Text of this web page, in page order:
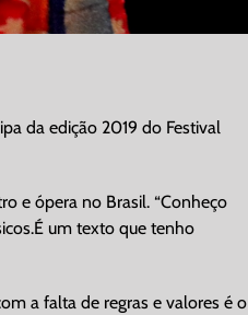
da edição 2019 do Festival
e ópera no Brasil. “Conheço
um texto que tenho
a falta de regras e valores é o